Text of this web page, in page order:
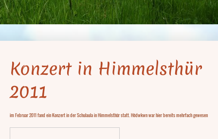
Konzert in Himmelsthür
2011
im Februar 2011 fand ein Konzert in der Schulaula in Himmelsthür statt. Hödwkwn war hier bereits mehrfach gewesen